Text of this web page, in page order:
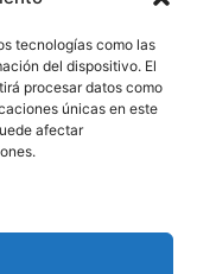
tecnologías como las
del dispositivo. El
procesar datos como
únicas en este
afectar
(España)